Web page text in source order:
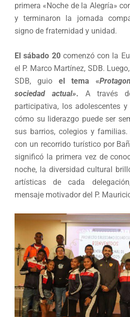
primera «Noche de la Alegría»
y terminaron la jornada
signo de fraternidad y unidad.
El sábado 20comenzó con la
el P. Marco Martínez, SDB.
SDB, guio el tema «
sociedad actual». A través
participativa, los adolescentes
cómo su liderazgo puede ser
sus barrios, colegios y
con un recorrido turístico por
significó la primera vez de
noche, la diversidad cultural
artísticas de cada
mensaje motivador del P.